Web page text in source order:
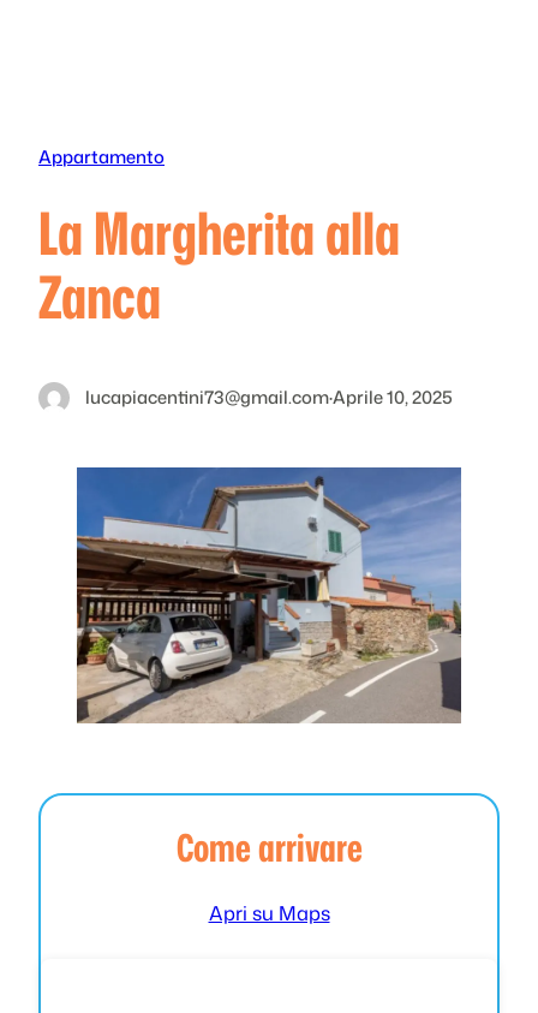
Appartamento
La Margherita alla
Zanca
lucapiacentini73@gmail.com·Aprile 10, 2025
Come arrivare
Apri su Maps